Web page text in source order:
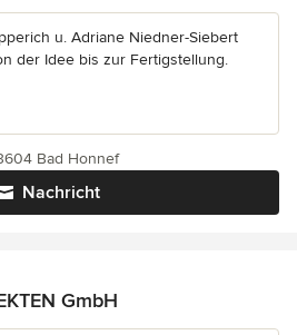
u. Adriane Niedner-Siebert
der Idee bis zur Fertigstellung.
Nachricht
Bad Honnef
GmbH